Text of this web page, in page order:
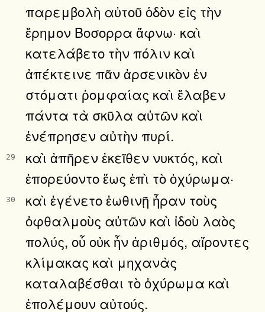
παρεμβολὴ αὐτοῦ ὁδὸν εἰς τὴν
ἔρημον Βοσορρα ἄφνω· καὶ
κατελάβετο τὴν πόλιν καὶ
ἀπέκτεινε πᾶν ἀρσενικὸν ἐν
στόματι ῥομφαίας καὶ ἔλαβεν
πάντα τὰ σκῦλα αὐτῶν καὶ
ἐνέπρησεν αὐτὴν πυρί.
29
καὶ ἀπῆρεν ἐκεῖθεν νυκτός, καὶ
ἐπορεύοντο ἕως ἐπὶ τὸ ὀχύρωμα·
30
καὶ ἐγένετο ἑωθινῇ ἦραν τοὺς
ὀφθαλμοὺς αὐτῶν καὶ ἰδοὺ λαὸς
πολύς, οὗ οὐκ ἦν ἀριθμός, αἴροντες
κλίμακας καὶ μηχανὰς
καταλαβέσθαι τὸ ὀχύρωμα καὶ
ἐπολέμουν αὐτούς.